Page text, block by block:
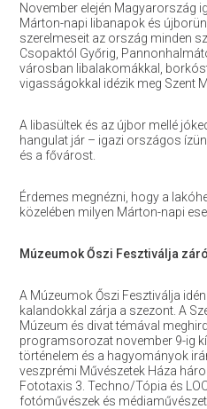
November elején Magyarország
Márton-napi libanapok és
szerelmeseit az ország minden
Csopaktól Győrig,
városban libalakomákkal,
vigasságokkal idézik meg Szent
A libasültek és az újbor mellé
hangulat jár – igazi országos
és a fővárost.
Érdemes megnézni, hogy a
közelében milyen Márton-napi
Múzeumok Őszi Fesztiválja
A Múzeumok Őszi Fesztiválja
kalandokkal zárja a szezont. A
Múzeum és divat témával
programsorozat november 9-ig
történelem és a hagyományok
veszprémi Művészetek Háza
Fototaxis 3. Techno/Tópia és
fotóművészek és